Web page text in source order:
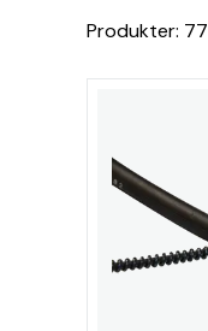
Produkter: 77